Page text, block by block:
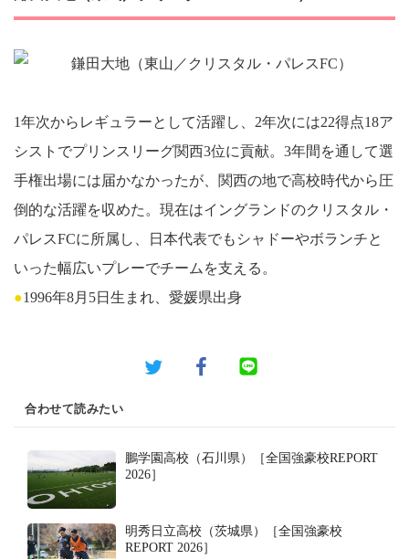
1年次からレギュラーとして活躍し、2年次には22得点18ア
シストでプリンスリーグ関西3位に貢献。3年間を通して選
手権出場には届かなかったが、関西の地で高校時代から圧
倒的な活躍を収めた。現在はイングランドのクリスタル・
パレスFCに所属し、日本代表でもシャドーやボランチと
いった幅広いプレーでチームを支える。
●1996年8月5日生まれ、愛媛県出身
合わせて読みたい
鵬学園高校（石川県）［全国強豪校REPORT
2026］
明秀日立高校（茨城県）［全国強豪校
REPORT 2026］